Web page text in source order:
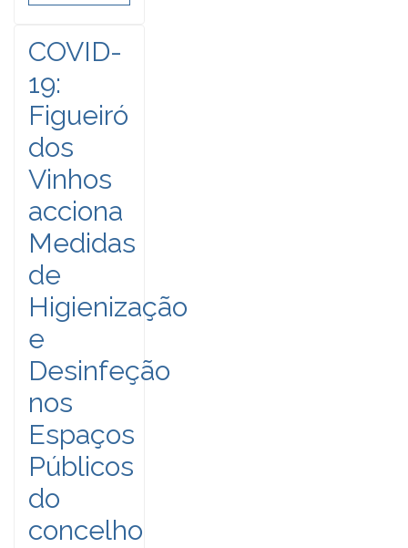
COVID-
19:
Figueiró
dos
Vinhos
acciona
Medidas
de
Higienização
e
Desinfeção
nos
Espaços
Públicos
do
concelho